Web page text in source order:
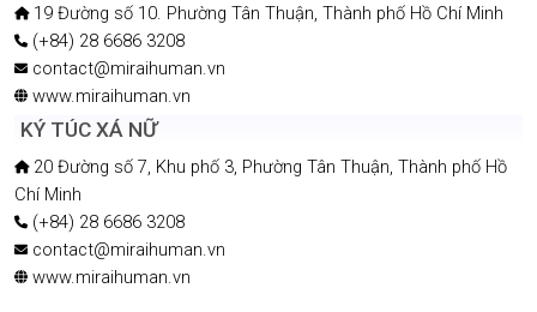
19 Đường số 10. Phường Tân Thuận, Thành phố Hồ Chí Minh
(+84) 28 6686 3208
contact@miraihuman.vn
www.miraihuman.vn
KÝ TÚC XÁ NỮ
20 Đường số 7, Khu phố 3, Phường Tân Thuận, Thành phố Hồ
Chí Minh
(+84) 28 6686 3208
contact@miraihuman.vn
www.miraihuman.vn